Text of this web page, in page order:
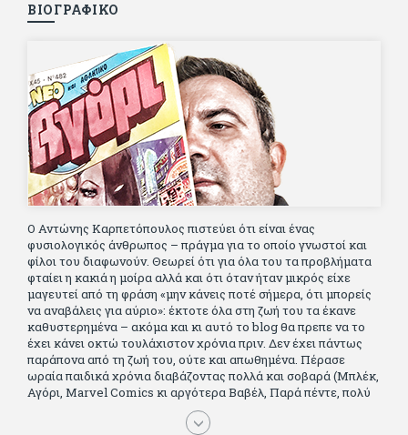
ΒΙΟΓΡΑΦΙΚΟ
Ο Αντώνης Καρπετόπουλος πιστεύει ότι είναι ένας
φυσιολογικός άνθρωπος – πράγμα για το οποίο γνωστοί και
φίλοι του διαφωνούν. Θεωρεί ότι για όλα του τα προβλήματα
φταίει η κακιά η μοίρα αλλά και ότι όταν ήταν μικρός είχε
μαγευτεί από τη φράση «μην κάνεις ποτέ σήμερα, ότι μπορείς
να αναβάλεις για αύριο»: έκτοτε όλα στη ζωή του τα έκανε
καθυστερημένα – ακόμα και κι αυτό το blog θα πρεπε να το
έχει κάνει οκτώ τουλάχιστον χρόνια πριν. Δεν έχει πάντως
παράπονα από τη ζωή του, ούτε και απωθημένα. Πέρασε
ωραία παιδικά χρόνια διαβάζοντας πολλά και σοβαρά (Μπλέκ,
Αγόρι, Μarvel Comics κι αργότερα Βαβέλ, Παρά πέντε, πολύ
Αλέξανδρο Δουμά και αρκετό Ιούλιο Βέρν πριν τον κερδίσουν
τα αστυνομικά), απέκτησε τους σωστούς φίλους κυρίως γιατί